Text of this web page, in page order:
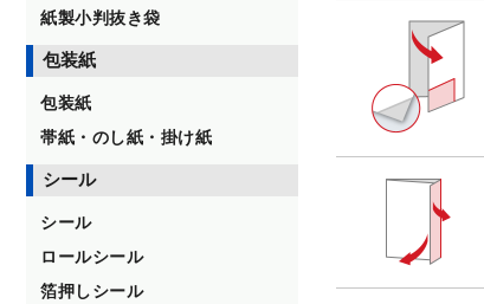
紙製小判抜き袋
包装紙
包装紙
帯紙・のし紙・掛け紙
シール
シール
ロールシール
箔押しシール